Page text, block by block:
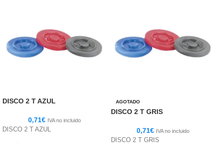
DISCO 2 T AZUL
0,71€ IVA no incluido
DISCO 2 T AZUL
AGOTADO
DISCO 2 T GRIS
0,71€ IVA no incluido
DISCO 2 T GRIS